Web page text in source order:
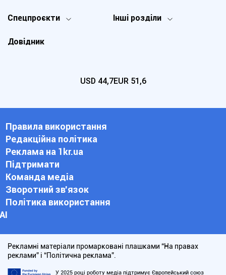
Спецпроєкти Інші розділи
Довідник
USD 44,7EUR 51,6
Правила використання
Редакційна політика
Реклама на 1kr.ua
Підтримати
Команда медіа
Зворотний зв'язок
Політика використання
АІ
Рекламні матеріали промарковані плашками “На правах
реклами” і “Політична реклама”.
У 2025 році роботу медіа підтримує Європейський союз